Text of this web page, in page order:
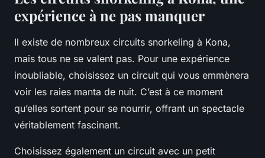
expérience à ne pas manquer
Il existe de nombreux circuits snorkeling à Kona,
mais tous ne se valent pas. Pour une expérience
inoubliable, choisissez un circuit qui vous emmènera
voir les raies manta de nuit. C’est à ce moment
qu’elles sortent pour se nourrir, offrant un spectacle
véritablement fascinant.
Choisissez également un circuit avec un petit